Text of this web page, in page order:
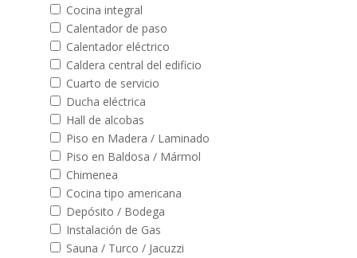
Cocina integral
Calentador de paso
Calentador eléctrico
Caldera central del edificio
Cuarto de servicio
Ducha eléctrica
Hall de alcobas
Piso en Madera / Laminado
Piso en Baldosa / Mármol
Chimenea
Cocina tipo americana
Depósito / Bodega
Instalación de Gas
Sauna / Turco / Jacuzzi